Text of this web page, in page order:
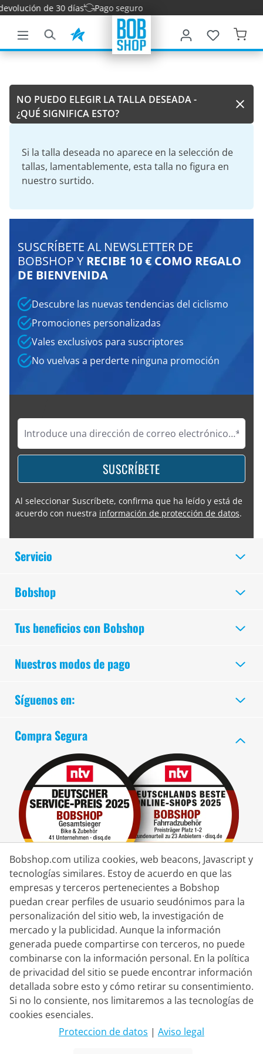
principal
de 30 días Pago seguro
NO PUEDO ELEGIR LA TALLA DESEADA -
¿QUÉ SIGNIFICA ESTO?
Si la talla deseada no aparece en la selección de
tallas, lamentablemente, esta talla no figura en
nuestro surtido.
SUSCRÍBETE AL NEWSLETTER DE
BOBSHOP Y RECIBE 10 € COMO REGALO
DE BIENVENIDA
Descubre las nuevas tendencias del ciclismo
Promociones personalizadas
Vales exclusivos para suscriptores
No vuelvas a perderte ninguna promoción
SUSCRÍBETE
Al seleccionar Suscríbete, confirma que ha leído y está de
acuerdo con nuestra información de protección de datos.
Servicio
Bobshop
Tus beneficios con Bobshop
Nuestros modos de pago
Contacto
Chat en vivo
Lun. - Vie.: 8:30 - 16:00 (CET)
Whatsapp
Llamada (en/de)
Síguenos en:
Compra Segura
Socio de Entrega
Bobshop.com utiliza cookies, web beacons, Javascript y
tecnologías similares. Estoy de acuerdo en que las
empresas y terceros pertenecientes a Bobshop
puedan crear perfiles de usuario seudónimos para la
personalización del sitio web, la investigación de
mercado y la publicidad. Aunque la información
generada puede compartirse con terceros, no puede
combinarse con la información personal. En la política
de privacidad del sitio se puede encontrar información
detallada sobre esto y cómo retirar su consentimiento.
Si no lo consiente, nos limitaremos a las tecnologías de
cookies esenciales.
Proteccion de datos | Aviso legal